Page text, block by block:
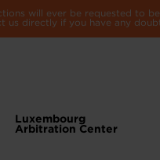
will ever be requested to
us directly if you have any
Luxembourg
Arbitration Center